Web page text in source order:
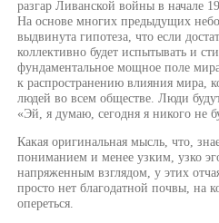
разгар Ливанской войны в начале
На основе многих предыдущих
выдвинута гипотеза, что если
коллективно будет испытывать и
фундаментальное мощное поле
к распространению влияния мира,
людей во всем обществе. Люди
«Эй, я думаю, сегодня я никого не
Какая оригинальная мысль, что,
пониманием и менее узким, узко
напряженным взглядом, у этих
просто нет благодатной почвы, на
опереться.